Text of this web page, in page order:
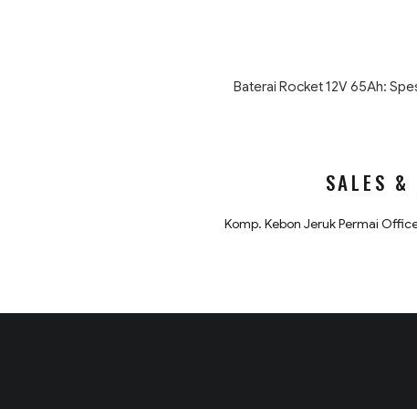
Baterai Rocket 12V 65Ah:
SALES &
Komp. Kebon Jeruk Permai